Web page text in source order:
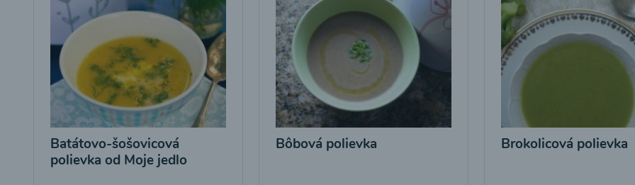
Batátovo-šošovicová
polievka od Moje jedlo
Bôbová polievka Brokolicová polievka